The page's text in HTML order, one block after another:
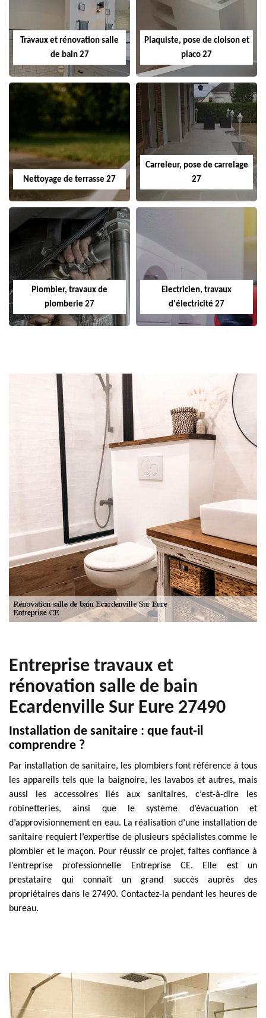
Travaux et rénovation salle
de bain 27
Plaquiste, pose de cloison et
placo 27
Nettoyage de terrasse 27
Carreleur, pose de carrelage
27
Plombier, travaux de
plomberie 27
Electricien, travaux
d'électricité 27
Entreprise travaux et
rénovation salle de bain
Ecardenville Sur Eure 27490
Installation de sanitaire : que faut-il
comprendre ?
Par installation de sanitaire, les plombiers font référence à tous
les appareils tels que la baignoire, les lavabos et autres, mais
aussi les accessoires liés aux sanitaires, c’est-à-dire les
robinetteries, ainsi que le système d’évacuation et
d’approvisionnement en eau. La réalisation d’une installation de
sanitaire requiert l’expertise de plusieurs spécialistes comme le
plombier et le maçon. Pour réussir ce projet, faites confiance à
l’entreprise professionnelle Entreprise CE. Elle est un
prestataire qui connaît un grand succès auprès des
propriétaires dans le 27490. Contactez-la pendant les heures de
bureau.